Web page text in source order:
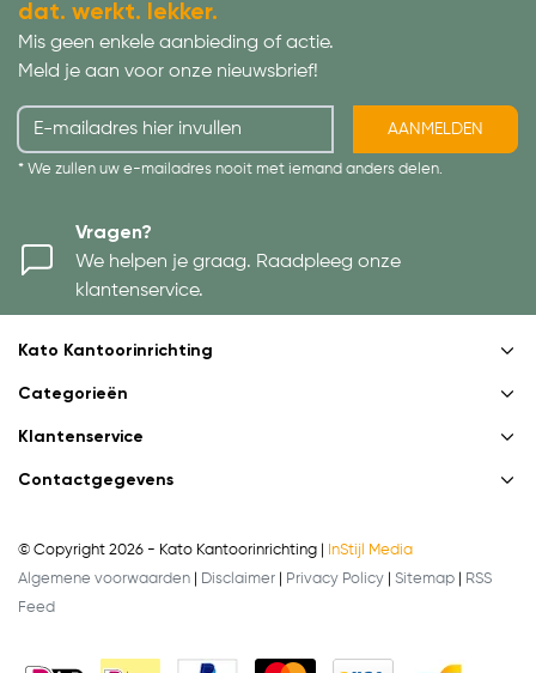
dat. werkt. lekker.
Mis geen enkele aanbieding of actie.
Meld je aan voor onze nieuwsbrief!
AANMELDEN
* We zullen uw e-mailadres nooit met iemand anders delen.
Vragen?
We helpen je graag. Raadpleeg onze
klantenservice.
Kato Kantoorinrichting
Categorieën
Klantenservice
Contactgegevens
© Copyright 2026 - Kato Kantoorinrichting |
InStijl Media
Algemene voorwaarden
Disclaimer Privacy Policy Sitemap
RSS
Feed